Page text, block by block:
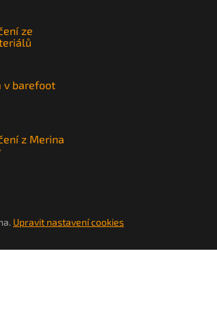
ze
v barefoot
z Merina
Upravit nastavení cookies